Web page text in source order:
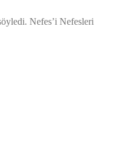
Nefes’i Nefesleri